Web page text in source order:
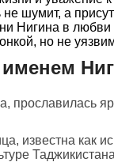
шумит, а
Нигина в любви
но не
прославилась
известна как